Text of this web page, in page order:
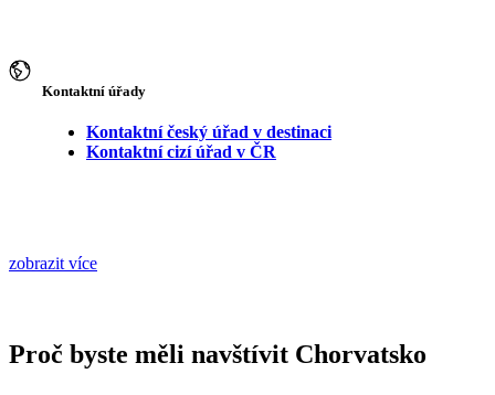
Kontaktní úřady
Kontaktní český úřad v destinaci
Kontaktní cizí úřad v ČR
zobrazit více
Proč byste měli navštívit Chorvatsko